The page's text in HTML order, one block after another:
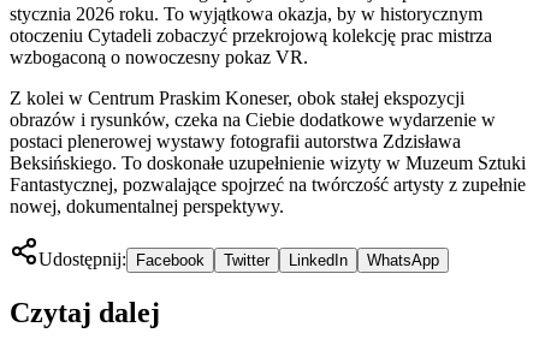
stycznia 2026 roku. To wyjątkowa okazja, by w historycznym
otoczeniu Cytadeli zobaczyć przekrojową kolekcję prac mistrza
wzbogaconą o nowoczesny pokaz VR.
Z kolei w Centrum Praskim Koneser, obok stałej ekspozycji
obrazów i rysunków, czeka na Ciebie dodatkowe wydarzenie w
postaci plenerowej wystawy fotografii autorstwa Zdzisława
Beksińskiego. To doskonałe uzupełnienie wizyty w Muzeum Sztuki
Fantastycznej, pozwalające spojrzeć na twórczość artysty z zupełnie
nowej, dokumentalnej perspektywy.
Udostępnij: Facebook Twitter LinkedIn WhatsApp
Czytaj dalej